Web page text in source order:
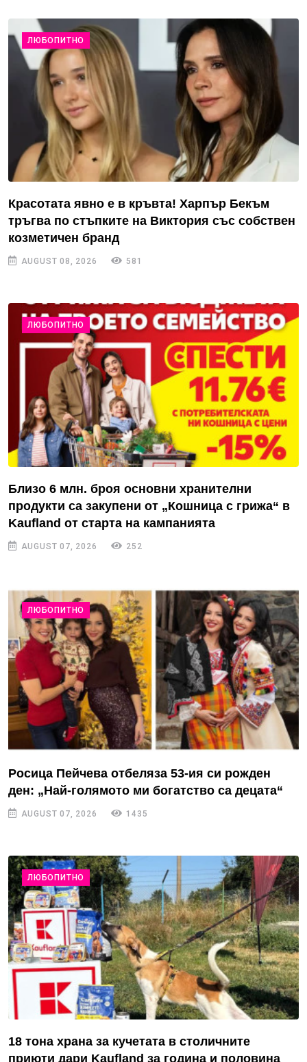
ЛЮБОПИТНО
Красотата явно е в кръвта! Харпър Бекъм
тръгва по стъпките на Виктория със собствен
козметичен бранд
AUGUST 08, 2026 581
ЛЮБОПИТНО
Близо 6 млн. броя основни хранителни
продукти са закупени от „Кошница с грижа“ в
Kaufland от старта на кампанията
AUGUST 07, 2026 252
ЛЮБОПИТНО
Росица Пейчева отбеляза 53-ия си рожден
ден: „Най-голямото ми богатство са децата“
AUGUST 07, 2026 1435
ЛЮБОПИТНО
18 тона храна за кучетата в столичните
приюти дари Kaufland за година и половина